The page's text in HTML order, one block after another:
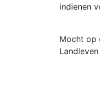
indienen
Mocht op